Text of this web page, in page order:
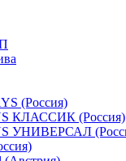
(Россия)
КЛАССИК (Россия)
УНИВЕРСАЛ